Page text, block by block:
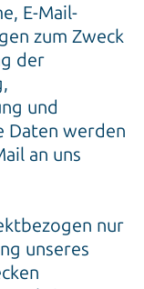
E-Mail-
zum Zweck
der
und
Daten werden
an uns
nur
unseres